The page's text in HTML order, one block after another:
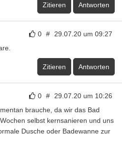
Zitieren Antworten
0 # 29.07.20 um 09:27
Zitieren Antworten
0 # 29.07.20 um 10:26
brauche, da wir das Bad
selbst kernsanieren und uns
Dusche oder Badewanne zur